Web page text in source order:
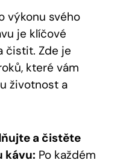
výkonu svého
je⁤ klíčové
čistit. Zde je
které vám
životnost a
a čistěte
⁢kávu: ‌Po každém